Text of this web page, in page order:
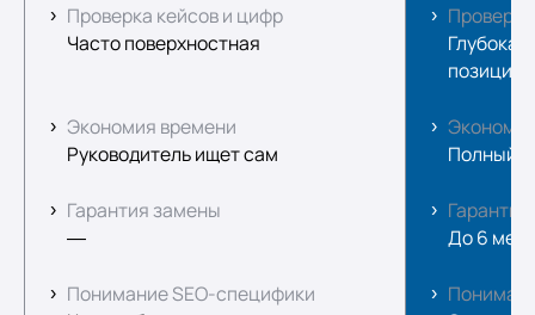
Проверка кейсов и цифр
Часто поверхностная
позиций
Экономия времени
Руководитель ищет сам
Полный
Гарантия замены
—
До 6
Понимание SEO-специфики